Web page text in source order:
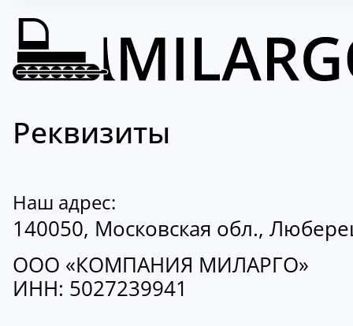
Реквизиты
Наш адрес:
140050, Московская обл.,
ООО «КОМПАНИЯ МИЛАРГО»
ИНН: 5027239941